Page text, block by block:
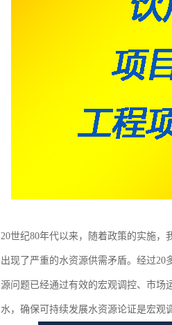
20世纪80年代以来，随着政策的实施
出现了严重的水资源供需矛盾。经过
源问题已经通过有效的宏观调控、市场
水，确保可持续发展水资源论证是宏观